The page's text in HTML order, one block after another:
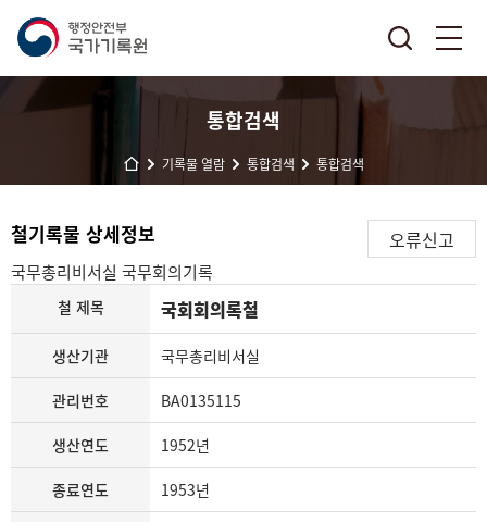
통합검색
기록물 열람 통합검색 통합검색
철기록물 상세정보 오류신고
국무총리비서실 국무회의기록
철 제목 국회회의록철
생산기관 국무총리비서실
관리번호 BA0135115
생산연도 1952년
종료연도 1953년